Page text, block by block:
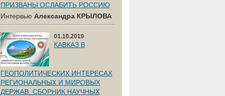
ПРИЗВАНЫ ОСЛАБИТЬ РОССИЮ
Интервью Александра КРЫЛОВА
01.10.2019
КАВКАЗ В
ГЕОПОЛИТИЧЕСКИХ ИНТЕРЕСАХ
РЕГИОНАЛЬНЫХ И МИРОВЫХ
ДЕРЖАВ. СБОРНИК НАУЧНЫХ